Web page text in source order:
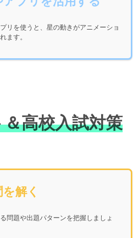
リを使うと、星の動きがアニメーショ
ます。
高校入試対策
解く
問題や出題パターンを把握しましょ